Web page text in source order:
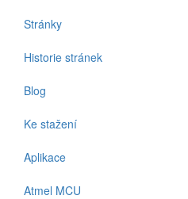
Stránky
Historie stránek
Blog
Ke stažení
Aplikace
Atmel MCU